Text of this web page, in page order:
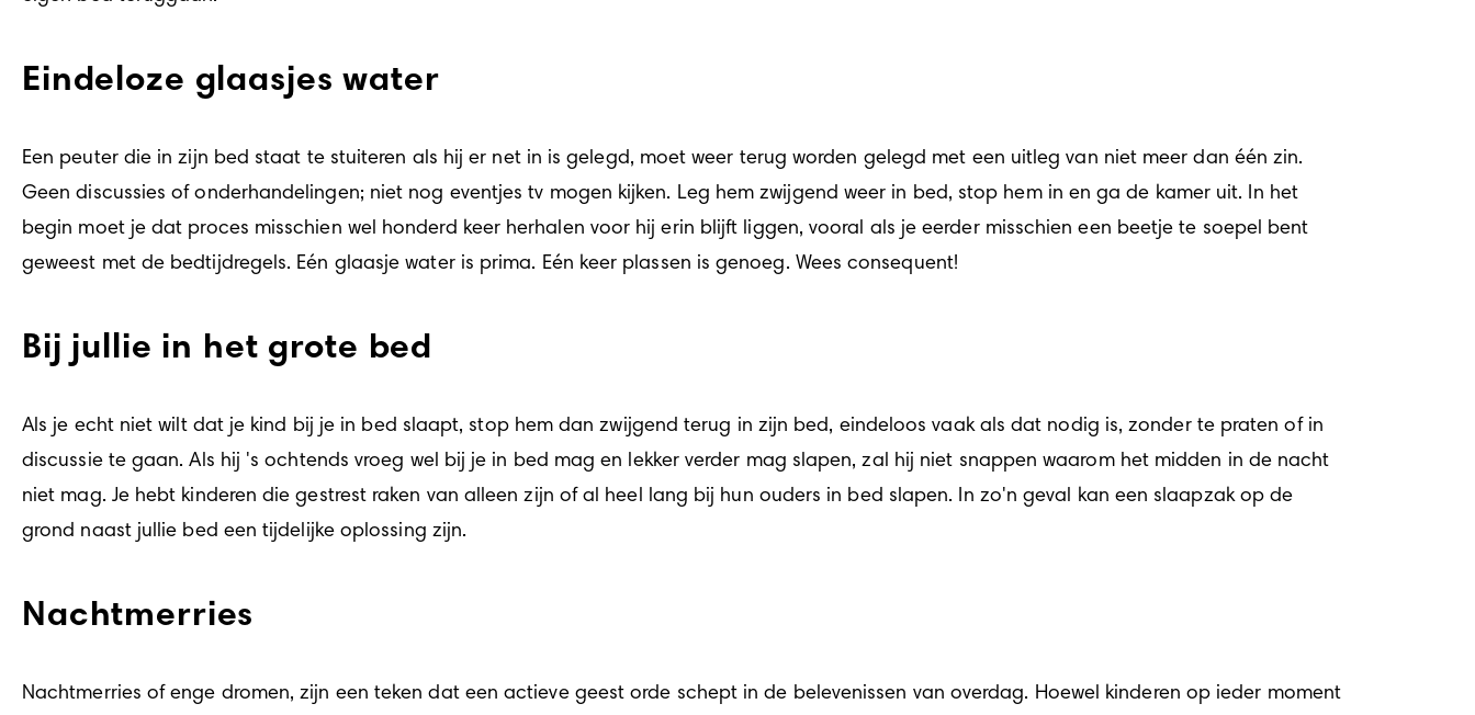
Eindeloze glaasjes water
Een peuter die in zijn bed staat te stuiteren als hij er net in is gelegd, moet weer terug worden gelegd met een uitleg van niet meer dan één zin.
Geen discussies of onderhandelingen; niet nog eventjes tv mogen kijken. Leg hem zwijgend weer in bed, stop hem in en ga de kamer uit. In het
begin moet je dat proces misschien wel honderd keer herhalen voor hij erin blijft liggen, vooral als je eerder misschien een beetje te soepel bent
geweest met de bedtijdregels. Eén glaasje water is prima. Eén keer plassen is genoeg. Wees consequent!
Bij jullie in het grote bed
Als je echt niet wilt dat je kind bij je in bed slaapt, stop hem dan zwijgend terug in zijn bed, eindeloos vaak als dat nodig is, zonder te praten of in
discussie te gaan. Als hij 's ochtends vroeg wel bij je in bed mag en lekker verder mag slapen, zal hij niet snappen waarom het midden in de nacht
niet mag. Je hebt kinderen die gestrest raken van alleen zijn of al heel lang bij hun ouders in bed slapen. In zo'n geval kan een slaapzak op de
grond naast jullie bed een tijdelijke oplossing zijn.
Nachtmerries
Nachtmerries of enge dromen, zijn een teken dat een actieve geest orde schept in de belevenissen van overdag. Hoewel kinderen op ieder moment